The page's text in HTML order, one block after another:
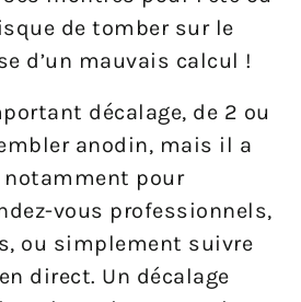
de tomber sur le
d’un mauvais calcul !
décalage, de 2 ou
anodin, mais il a
pour
vous professionnels,
ou simplement suivre
direct. Un décalage